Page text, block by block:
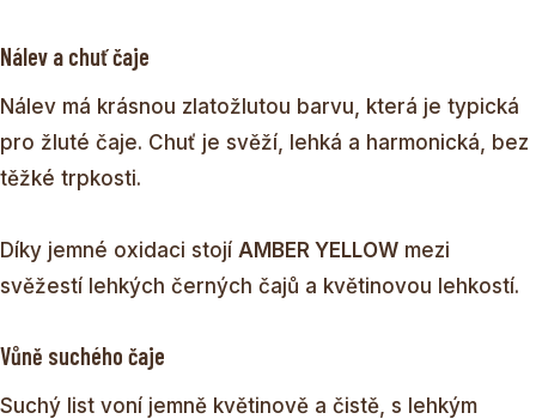
Nálev a chuť čaje
Nálev má krásnou zlatožlutou barvu, která je typická
pro žluté čaje. Chuť je svěží, lehká a harmonická, bez
těžké trpkosti.
Díky jemné oxidaci stojí AMBER YELLOW mezi
svěžestí lehkých černých čajů a květinovou lehkostí.
Vůně suchého čaje
Suchý list voní jemně květinově a čistě, s lehkým